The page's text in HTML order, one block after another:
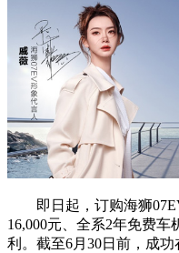
即日起，订购海狮
16,000元、全系2年免费
利。截至6月30日前，成